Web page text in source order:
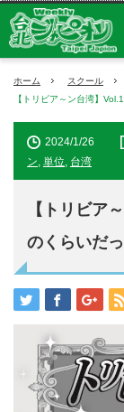
ホーム
スクール
【トリビア～ン台湾】
2024/1/26
ン, 単位, 台湾
【トリビア
のくらいだ